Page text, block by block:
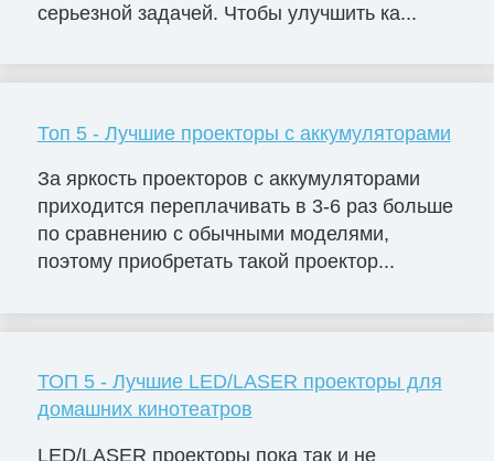
серьезной задачей. Чтобы улучшить ка...
Топ 5 - Лучшие проекторы с аккумуляторами
За яркость проекторов с аккумуляторами
приходится переплачивать в 3-6 раз больше
по сравнению с обычными моделями,
поэтому приобретать такой проектор...
ТОП 5 - Лучшие LED/LASER проекторы для
домашних кинотеатров
LED/LASER проекторы пока так и не